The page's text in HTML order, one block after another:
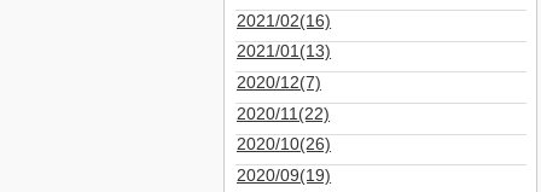
2021/02(16)
2021/01(13)
2020/12(7)
2020/11(22)
2020/10(26)
2020/09(19)